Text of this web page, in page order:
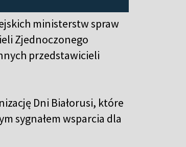
ministerstw spraw
Zjednoczonego
przedstawicieli
Dni Białorusi, które
sygnałem wsparcia dla